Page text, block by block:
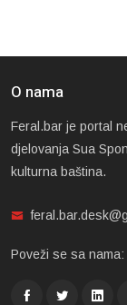
O nama
Feral.bar je portal
djelovanja Sua
kulturna baština.
Poveži se sa nama: